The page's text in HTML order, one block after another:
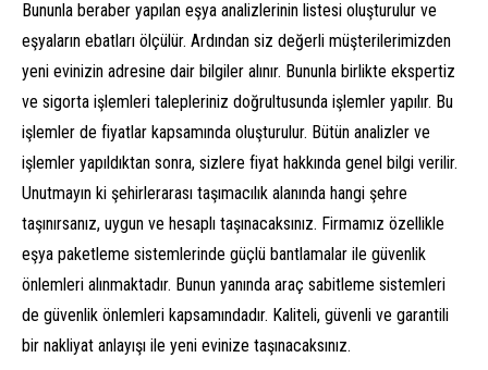
Bununla beraber yapılan eşya analizlerinin listesi oluşturulur ve
eşyaların ebatları ölçülür. Ardından siz değerli müşterilerimizden
yeni evinizin adresine dair bilgiler alınır. Bununla birlikte ekspertiz
ve sigorta işlemleri talepleriniz doğrultusunda işlemler yapılır. Bu
işlemler de fiyatlar kapsamında oluşturulur. Bütün analizler ve
işlemler yapıldıktan sonra, sizlere fiyat hakkında genel bilgi verilir.
Unutmayın ki şehirlerarası taşımacılık alanında hangi şehre
taşınırsanız, uygun ve hesaplı taşınacaksınız. Firmamız özellikle
eşya paketleme sistemlerinde güçlü bantlamalar ile güvenlik
önlemleri alınmaktadır. Bunun yanında araç sabitleme sistemleri
de güvenlik önlemleri kapsamındadır. Kaliteli, güvenli ve garantili
bir nakliyat anlayışı ile yeni evinize taşınacaksınız.